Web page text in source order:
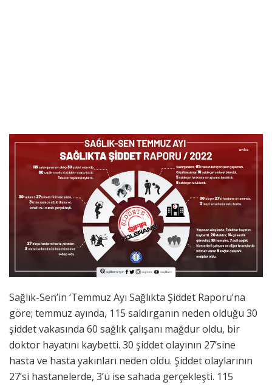
Sağlık-Sen’in ‘Temmuz Ayı Sağlıkta Şiddet Raporu’na
göre; temmuz ayında, 115 saldırganın neden olduğu 30
şiddet vakasında 60 sağlık çalışanı mağdur oldu, bir
doktor hayatını kaybetti. 30 şiddet olayının 27’sine
hasta ve hasta yakınları neden oldu. Şiddet olaylarının
27’si hastanelerde, 3’ü ise sahada gerçekleşti. 115